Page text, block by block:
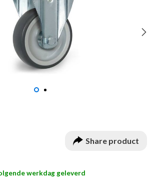
Share product
werkdag geleverd